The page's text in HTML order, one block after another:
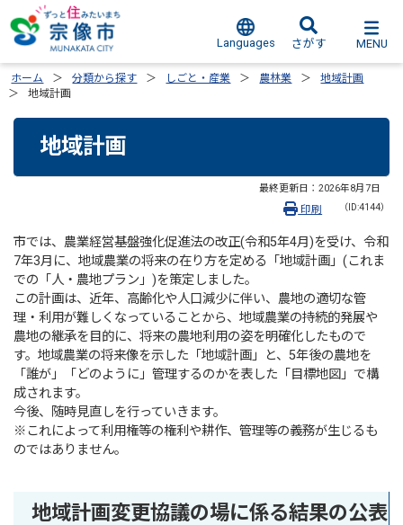
Languages さがす MENU
ホーム 分類から探す しごと・産業 農林業
地域計画
地域計画
地域計画
最終更新日： 2026年8月7日
（ID:4144）
印刷
市では、農業経営基盤強化促進法の改正(令和5年4月)を受け、令和
7年3月に、地域農業の将来の在り方を定める「地域計画」(これま
での「人・農地プラン」)を策定しました。
この計画は、近年、高齢化や人口減少に伴い、農地の適切な管
理・利用が難しくなっていることから、地域農業の持続的発展や
農地の継承を目的に、将来の農地利用の姿を明確化したもので
す。地域農業の将来像を示した「地域計画」と、5年後の農地を
「誰が」「どのように」管理するのかを表した「目標地図」で構
成されます。
今後、随時見直しを行っていきます。
※これによって利用権等の権利や耕作、管理等の義務が生じるも
のではありません。
地域計画変更協議の場に係る結果の公表